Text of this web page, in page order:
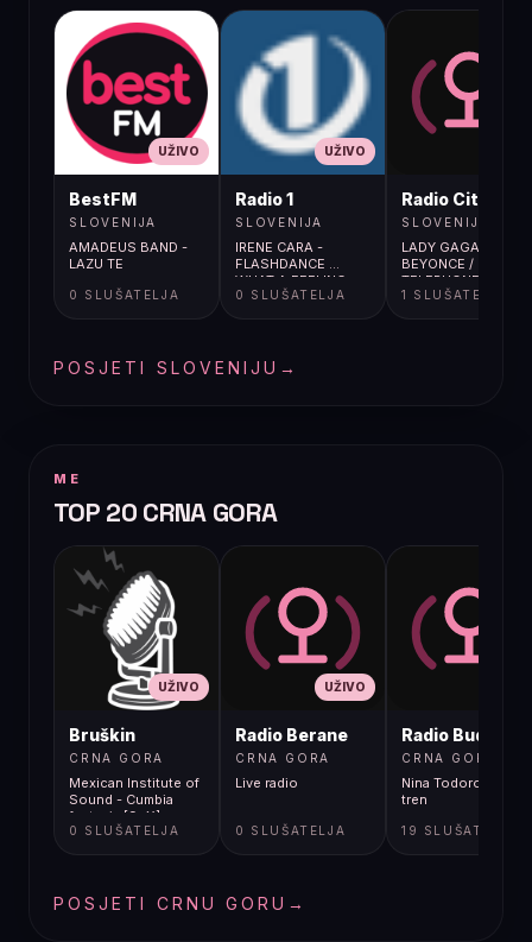
UŽIVO
BestFM
SLOVENIJA
AMADEUS BAND -
LAZU TE
0 SLUŠATELJA
UŽIVO
Radio 1
SLOVENIJA
IRENE CARA -
FLASHDANCE ...
WHAT A FEELING
0 SLUŠATELJA
Radio City
SLOVENIJA
LADY GAGA FEAT.
BEYONCE /
TELEPHONE
1 SLUŠATELJA
POSJETI SLOVENIJU →
ME
TOP 20 CRNA GORA
UŽIVO
Bruškin
CRNA GORA
Mexican Institute of
Sound - Cumbia
fantasia [9cX]
0 SLUŠATELJA
UŽIVO
Radio Berane
CRNA GORA
Live radio
0 SLUŠATELJA
Radio Budva
CRNA GORA
Nina Todorovic -
tren
19 SLUŠATELJA
POSJETI CRNU GORU →